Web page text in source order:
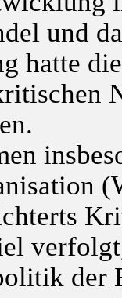
und
hatte
der